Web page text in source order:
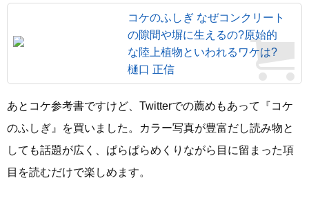
コケのふしぎ なぜコンクリート
の隙間や塀に生えるの?原始的
な陸上植物といわれるワケは?
樋口 正信
あとコケ参考書ですけど、Twitterでの薦めもあって『コケ
のふしぎ』を買いました。カラー写真が豊富だし読み物と
しても話題が広く、ぱらぱらめくりながら目に留まった項
目を読むだけで楽しめます。